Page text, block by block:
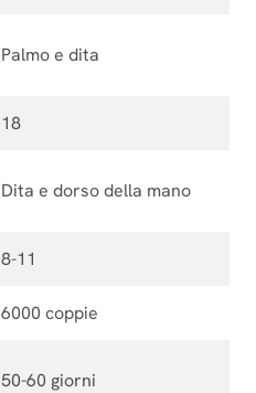
Palmo e dita
18
Dita e dorso della mano
8-11
6000 coppie
50-60 giorni